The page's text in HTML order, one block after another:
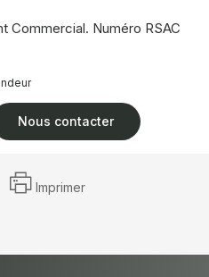
Commercial. Numéro RSAC
Nous contacter
Imprimer